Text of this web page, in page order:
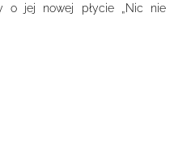
o jej nowej płycie „Nic nie